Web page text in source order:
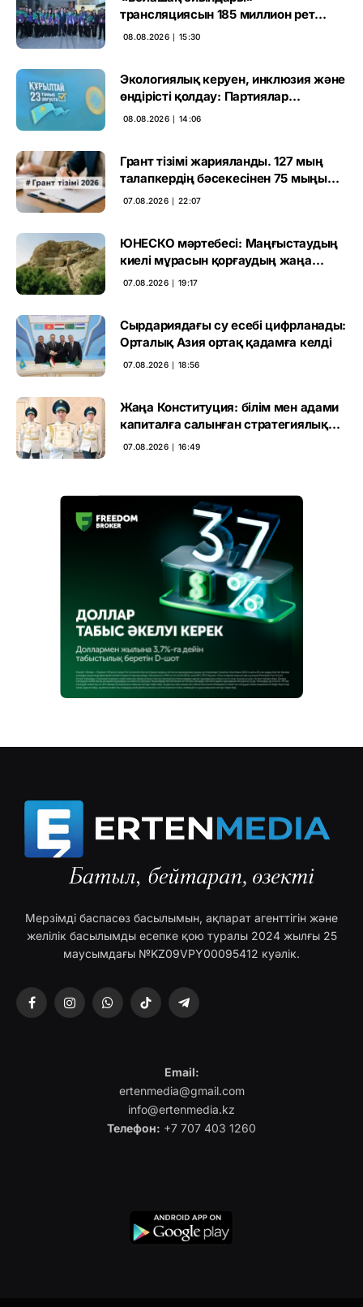
трансляциясын 185 миллион рет
көрген
08.08.2026 ∣ 15:30
Экологиялық керуен, инклюзия және
өндірісті қолдау: Партиялар
өңірлерде қандай мәселе көтерді
08.08.2026 ∣ 14:06
Грант тізімі жарияланды. 127 мың
талапкердің бәсекесінен 75 мыңы
өтті
07.08.2026 ∣ 22:07
ЮНЕСКО мәртебесі: Маңғыстаудың
киелі мұрасын қорғаудың жаңа
кезеңі басталды
07.08.2026 ∣ 19:17
Сырдариядағы су есебі цифрланады:
Орталық Азия ортақ қадамға келді
07.08.2026 ∣ 18:56
Жаңа Конституция: білім мен адами
капиталға салынған стратегиялық
негіз
07.08.2026 ∣ 16:49
Мерзімді баспасөз басылымын, ақпарат агенттігін және
желілік басылымды есепке қою туралы 2024 жылғы 25
маусымдағы №KZ09VPY00095412 куәлік.
FacebookInstagramWhatsAppTikTok Telegram
Email:
ertenmedia@gmail.com
info@ertenmedia.kz
Телефон: +7 707 403 1260